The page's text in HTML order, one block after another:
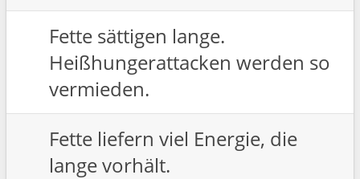
Fette sättigen lange.
Heißhungerattacken werden so
vermieden.
Fette liefern viel Energie, die
lange vorhält.